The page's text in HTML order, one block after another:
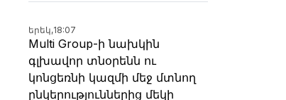
երեկ,18:07
Multi Group-ի նախկին
գլխավոր տնօրենն ու
կոնցեռնի կազմի մեջ մտնող
ընկերություններից մեկի